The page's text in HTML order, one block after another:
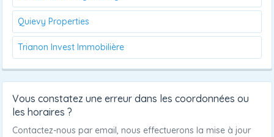
Quievy Properties
Trianon Invest Immobilière
Vous constatez une erreur dans les coordonnées ou
les horaires ?
Contactez-nous par email, nous effectuerons la mise à jour